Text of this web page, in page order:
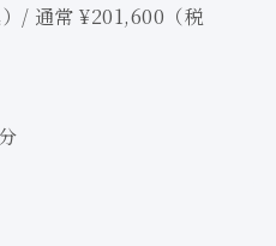
/ 通常 ¥201,600（税